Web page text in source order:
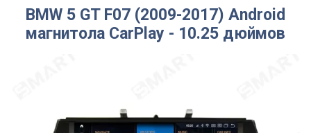
BMW 5 GT F07 (2009-2017) Android
магнитола CarPlay - 10.25 дюймов